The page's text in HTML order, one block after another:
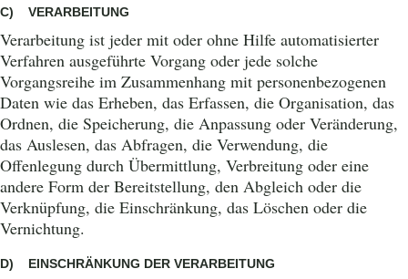
C) VERARBEITUNG
Verarbeitung ist jeder mit oder ohne Hilfe automatisierter
Verfahren ausgeführte Vorgang oder jede solche
Vorgangsreihe im Zusammenhang mit personenbezogenen
Daten wie das Erheben, das Erfassen, die Organisation, das
Ordnen, die Speicherung, die Anpassung oder Veränderung,
das Auslesen, das Abfragen, die Verwendung, die
Offenlegung durch Übermittlung, Verbreitung oder eine
andere Form der Bereitstellung, den Abgleich oder die
Verknüpfung, die Einschränkung, das Löschen oder die
Vernichtung.
D) EINSCHRÄNKUNG DER VERARBEITUNG